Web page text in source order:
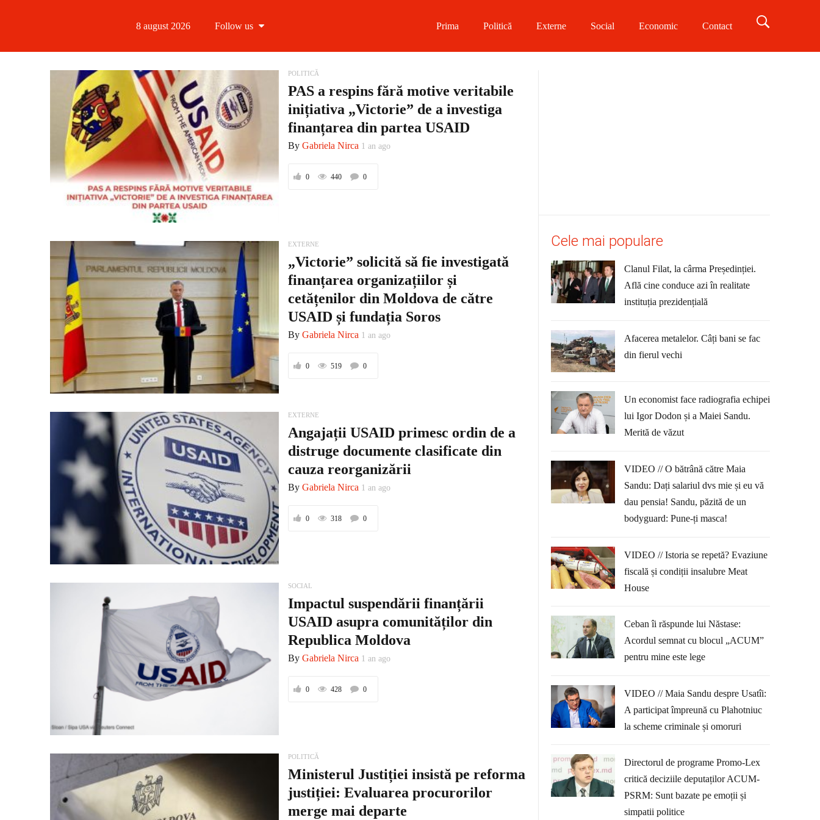
8 august 2026 Follow us
Follow us on Facebook
Follow us on Twitter
Follow us on Instagram
Prima Politică Externe Social Economic Contact
POLITICĂ
PAS a respins fără motive veritabile
inițiativa „Victorie” de a investiga
finanțarea din partea USAID
By Gabriela Nirca 1 an ago
0 440 0
EXTERNE
„Victorie” solicită să fie investigată
finanțarea organizațiilor și
cetățenilor din Moldova de către
USAID și fundația Soros
By Gabriela Nirca 1 an ago
0 519 0
EXTERNE
Angajații USAID primesc ordin de a
distruge documente clasificate din
cauza reorganizării
By Gabriela Nirca 1 an ago
0 318 0
SOCIAL
Impactul suspendării finanțării
USAID asupra comunităților din
Republica Moldova
By Gabriela Nirca 1 an ago
0 428 0
POLITICĂ
Ministerul Justiției insistă pe reforma
justiției: Evaluarea procurorilor
merge mai departe
Cele mai populare
Clanul Filat, la cârma Președinției.
Află cine conduce azi în realitate
instituția prezidențială
Afacerea metalelor. Câți bani se fac
din fierul vechi
Un economist face radiografia echipei
lui Igor Dodon și a Maiei Sandu.
Merită de văzut
VIDEO // O bătrână către Maia
Sandu: Dați salariul dvs mie și eu vă
dau pensia! Sandu, păzită de un
bodyguard: Pune-ți masca!
VIDEO // Istoria se repetă? Evaziune
fiscală și condiții insalubre Meat
House
Ceban îi răspunde lui Năstase:
Acordul semnat cu blocul „ACUM”
pentru mine este lege
VIDEO // Maia Sandu despre Usatîi:
A participat împreună cu Plahotniuc
la scheme criminale și omoruri
Directorul de programe Promo-Lex
critică deciziile deputaților ACUM-
PSRM: Sunt bazate pe emoții și
simpatii politice